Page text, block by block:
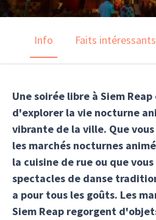
Info Faits intéressants
Une soirée libre à Siem Reap
d'explorer la vie nocturne
vibrante de la ville. Que
les marchés nocturnes
la cuisine de rue ou que
spectacles de danse
a pour tous les goûts. Les
Siem Reap regorgent